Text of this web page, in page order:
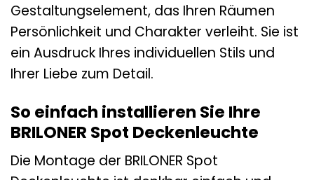
Gestaltungselement, das Ihren Räumen
Persönlichkeit und Charakter verleiht. Sie ist
ein Ausdruck Ihres individuellen Stils und
Ihrer Liebe zum Detail.
So einfach installieren Sie Ihre
BRILONER Spot Deckenleuchte
Die Montage der BRILONER Spot